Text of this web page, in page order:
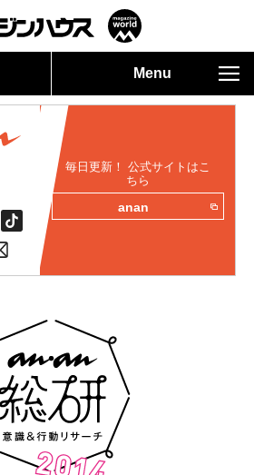
Menu
毎日更新！ 公式サイトはこ
ちら
anan